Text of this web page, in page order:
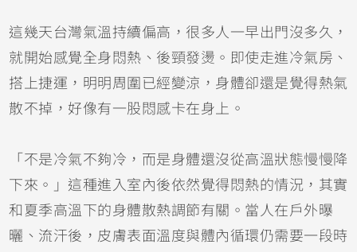
這幾天台灣氣溫持續偏高，很多人一早出門沒多久，
就開始感覺全身悶熱、後頸發燙。即使走進冷氣房、
搭上捷運，明明周圍已經變涼，身體卻還是覺得熱氣
散不掉，好像有一股悶感卡在身上。
「不是冷氣不夠冷，而是身體還沒從高溫狀態慢慢降
下來。」這種進入室內後依然覺得悶熱的情況，其實
和夏季高溫下的身體散熱調節有關。當人在戶外曝
曬、流汗後，皮膚表面溫度與體內循環仍需要一段時